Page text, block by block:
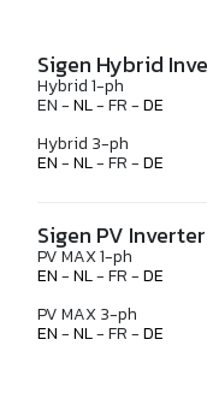
Sigen Hybrid
Hybrid 1-ph
EN -NL- FR -DE
Hybrid 3-ph
EN-NL- FR -DE
Sigen PV Inverter
PV MAX 1-ph
EN-NL- FR -DE
PV MAX 3-ph
EN-NL- FR -DE